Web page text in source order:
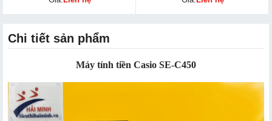
Chi tiết sản phẩm
Máy tính tiền Casio SE-C450